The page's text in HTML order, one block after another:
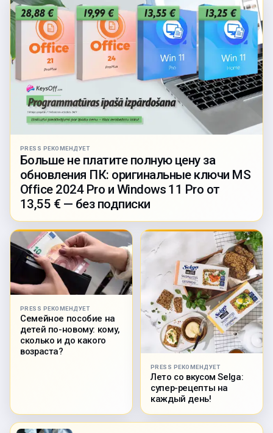
PRESS РЕКОМЕНДУЕТ
Больше не платите полную цену за
обновления ПК: оригинальные ключи MS
Office 2024 Pro и Windows 11 Pro от
13,55 € — без подписки
PRESS РЕКОМЕНДУЕТ
Семейное пособие на
детей по-новому: кому,
сколько и до какого
возраста?
PRESS РЕКОМЕНДУЕТ
Лето со вкусом Selga:
супер-рецепты на
каждый день!